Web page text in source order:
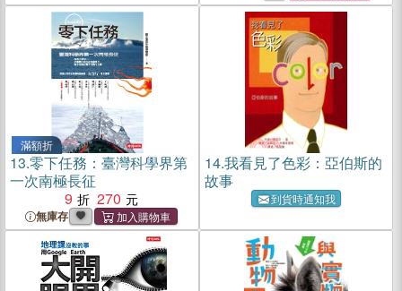
滿額折
13.零下任務：臺灣科學界第
一次南極長征
9
270
無庫存
14.我看見了色彩：亞伯斯的
故事
到貨時通知我